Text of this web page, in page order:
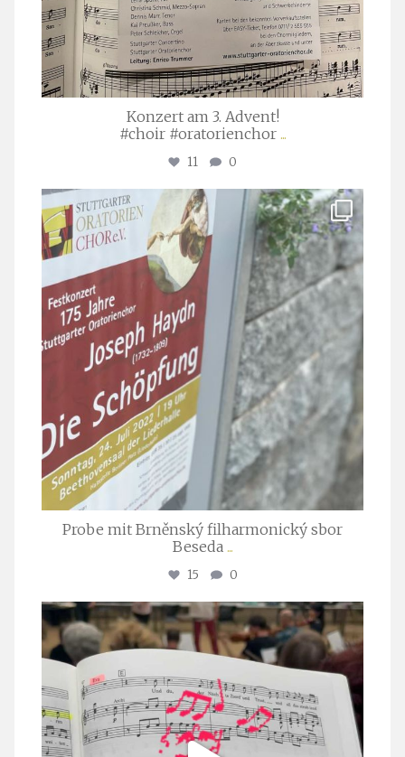
Konzert am 3. Advent!
#choir #oratorienchor ...
11 0
stuttgarter_oratorienchor
Juli 23
Probe mit Brněnský filharmonický sbor
Beseda ...
15 0
stuttgarter_oratorienchor
Juli 23